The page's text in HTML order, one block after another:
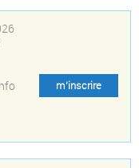
m’inscrire